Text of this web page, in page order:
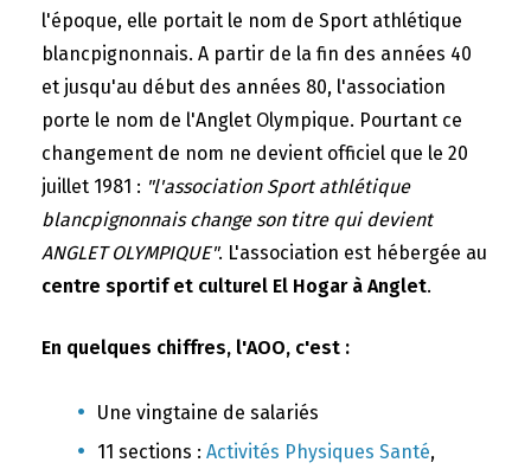
l'époque, elle portait le nom de Sport athlétique
blancpignonnais. A partir de la fin des années 40
et jusqu'au début des années 80, l'association
porte le nom de l'Anglet Olympique. Pourtant ce
changement de nom ne devient officiel que le 20
juillet 1981 : "l'association Sport athlétique
blancpignonnais change son titre qui devient
ANGLET OLYMPIQUE". L'association est hébergée au
centre sportif et culturel El Hogar à Anglet.
En quelques chiffres, l'AOO, c'est :
Une vingtaine de salariés
11 sections : Activités Physiques Santé,